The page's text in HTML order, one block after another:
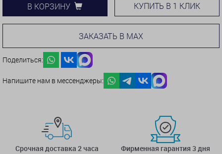
В КОРЗИНУ КУПИТЬ В 1 КЛИК
ЗАКАЗАТЬ В MAX
Поделиться:
Напишите нам в мессенджеры:
Срочная доставка 2 часа
Фирменная гарантия 3 дня